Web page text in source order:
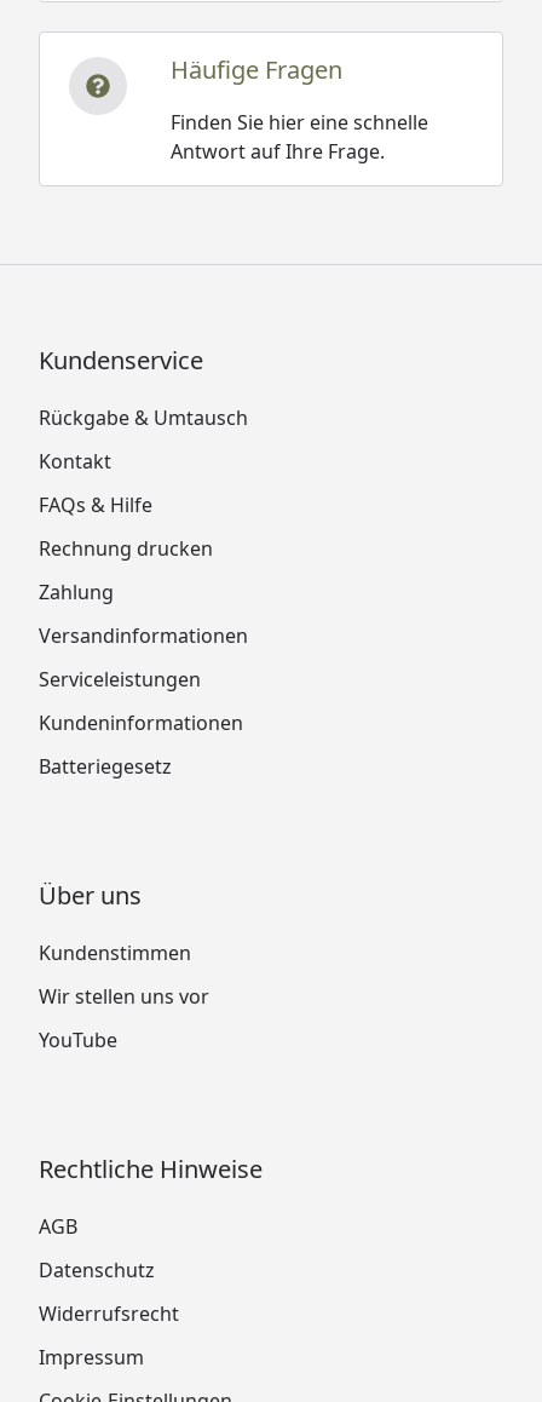
Häufige Fragen
Finden Sie hier eine schnelle
Antwort auf Ihre Frage.
Kundenservice
Rückgabe & Umtausch
Kontakt
FAQs & Hilfe
Rechnung drucken
Zahlung
Versandinformationen
Serviceleistungen
Kundeninformationen
Batteriegesetz
Über uns
Kundenstimmen
Wir stellen uns vor
YouTube
Rechtliche Hinweise
AGB
Datenschutz
Widerrufsrecht
Impressum